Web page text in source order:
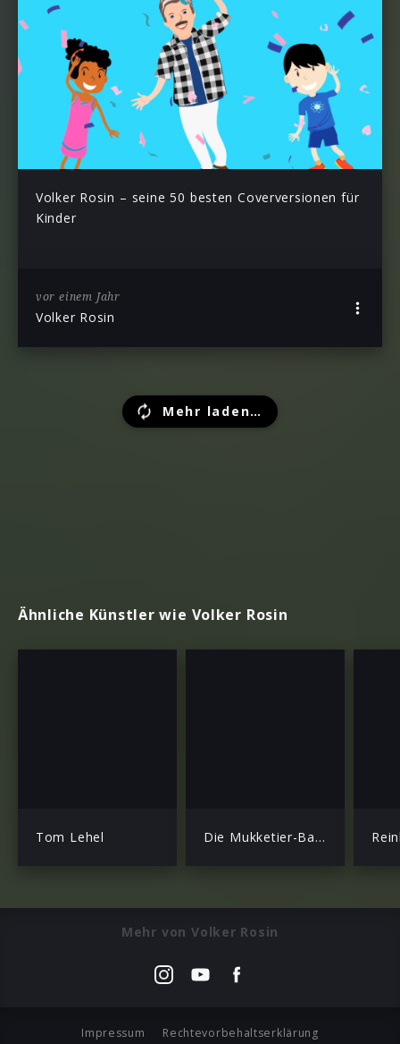
Volker Rosin – seine 50 besten Coverversionen für
Kinder
vor einem Jahr
Volker Rosin
Mehr laden…
Ähnliche Künstler wie Volker Rosin
Tom Lehel Die Mukketier-Bande
Mehr von Volker Rosin
Impressum Rechtevorbehaltserklärung